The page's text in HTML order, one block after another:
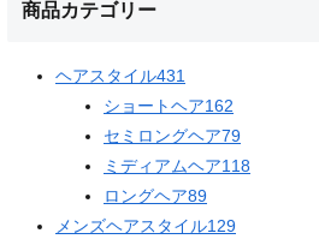
商品カテゴリー
ヘアスタイル431
ショートヘア162
セミロングヘア79
ミディアムヘア118
ロングヘア89
メンズヘアスタイル129